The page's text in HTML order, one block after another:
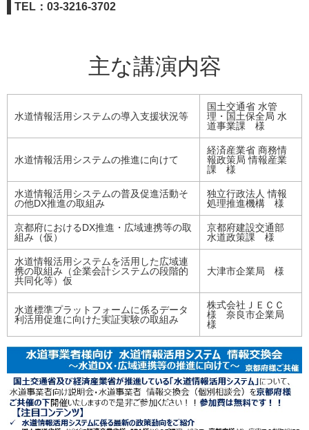
TEL：03-3216-3702
主な講演内容
水道情報活用システムの導入支援状況等
国土交通省 水管
理・国土保全局 水
道事業課 様
水道情報活用システムの推進に向けて
経済産業省 商務情
報政策局 情報産業
課 様
水道情報活用システムの普及促進活動そ
の他DX推進の取組み
独立行政法人 情報
処理推進機構 様
京都府におけるDX推進・広域連携等の取
組み（仮）
京都府建設交通部
水道政策課 様
水道情報活用システムを活用した広域連
携の取組み（企業会計システムの段階的
共同化等）仮
大津市企業局 様
水道標準プラットフォームに係るデータ
利活用促進に向けた実証実験の取組み
株式会社ＪＥＣＣ
様 奈良市企業局
様